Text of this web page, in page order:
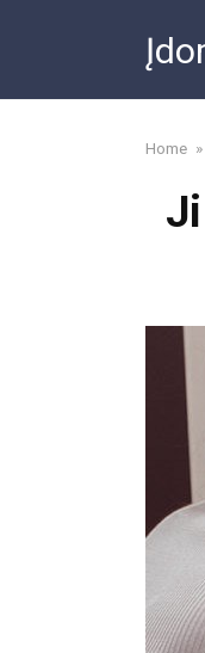
Home »